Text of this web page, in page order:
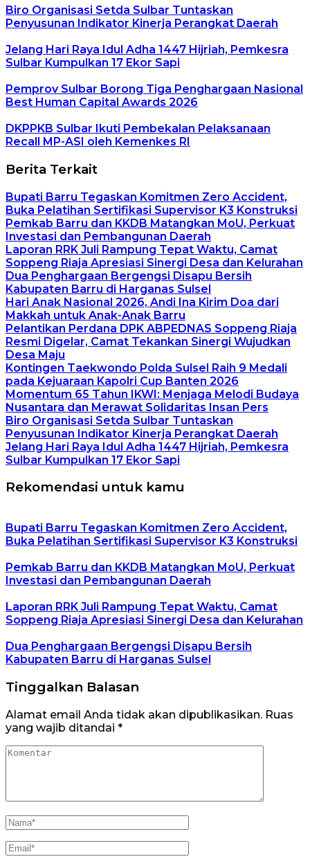
Biro Organisasi Setda Sulbar Tuntaskan
Penyusunan Indikator Kinerja Perangkat Daerah
Jelang Hari Raya Idul Adha 1447 Hijriah, Pemkesra
Sulbar Kumpulkan 17 Ekor Sapi
Pemprov Sulbar Borong Tiga Penghargaan Nasional
Best Human Capital Awards 2026
DKPPKB Sulbar Ikuti Pembekalan Pelaksanaan
Recall MP-ASI oleh Kemenkes RI
Berita Terkait
Bupati Barru Tegaskan Komitmen Zero Accident,
Buka Pelatihan Sertifikasi Supervisor K3 Konstruksi
Pemkab Barru dan KKDB Matangkan MoU, Perkuat
Investasi dan Pembangunan Daerah
Laporan RRK Juli Rampung Tepat Waktu, Camat
Soppeng Riaja Apresiasi Sinergi Desa dan Kelurahan
Dua Penghargaan Bergengsi Disapu Bersih
Kabupaten Barru di Harganas Sulsel
Hari Anak Nasional 2026, Andi Ina Kirim Doa dari
Makkah untuk Anak-Anak Barru
Pelantikan Perdana DPK ABPEDNAS Soppeng Riaja
Resmi Digelar, Camat Tekankan Sinergi Wujudkan
Desa Maju
Kontingen Taekwondo Polda Sulsel Raih 9 Medali
pada Kejuaraan Kapolri Cup Banten 2026
Momentum 65 Tahun IKWI: Menjaga Melodi Budaya
Nusantara dan Merawat Solidaritas Insan Pers
Biro Organisasi Setda Sulbar Tuntaskan
Penyusunan Indikator Kinerja Perangkat Daerah
Jelang Hari Raya Idul Adha 1447 Hijriah, Pemkesra
Sulbar Kumpulkan 17 Ekor Sapi
Rekomendasi untuk kamu
Bupati Barru Tegaskan Komitmen Zero Accident,
Buka Pelatihan Sertifikasi Supervisor K3 Konstruksi
Pemkab Barru dan KKDB Matangkan MoU, Perkuat
Investasi dan Pembangunan Daerah
Laporan RRK Juli Rampung Tepat Waktu, Camat
Soppeng Riaja Apresiasi Sinergi Desa dan Kelurahan
Dua Penghargaan Bergengsi Disapu Bersih
Kabupaten Barru di Harganas Sulsel
Tinggalkan Balasan
Alamat email Anda tidak akan dipublikasikan. Ruas
yang wajib ditandai *